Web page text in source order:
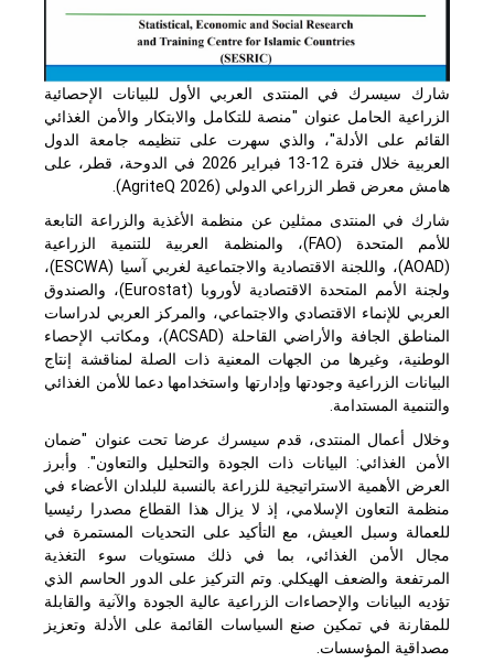
شارك سيسرك في المنتدى العربي الأول للبيانات الإحصائية
الزراعية الحامل عنوان "منصة للتكامل والابتكار والأمن الغذائي
القائم على الأدلة"، والذي سهرت على تنظيمه جامعة الدول
العربية خلال فترة 12-13 فبراير 2026 في الدوحة، قطر، على
هامش معرض قطر الزراعي الدولي ( AgriteQ 2026
).
شارك في المنتدى ممثلين عن منظمة الأغذية والزراعة التابعة
للأمم المتحدة (
FAO)، والمنظمة العربية للتنمية الزراعية
AOAD)، واللجنة الاقتصادية والاجتماعية لغربي آسيا (ESCWA)،
ولجنة الأمم المتحدة الاقتصادية لأوروبا (Eurostat)، والصندوق
العربي للإنماء الاقتصادي والاجتماعي، والمركز العربي لدراسات
المناطق الجافة والأراضي القاحلة (ACSAD)، ومكاتب الإحصاء
الوطنية، وغيرها من الجهات المعنية ذات الصلة لمناقشة إنتاج
البيانات الزراعية وجودتها وإدارتها واستخدامها دعما للأمن الغذائي
والتنمية المستدامة.
وخلال أعمال المنتدى، قدم سيسرك عرضا تحت عنوان "ضمان
الأمن الغذائي: البيانات ذات الجودة والتحليل والتعاون". وأبرز
العرض الأهمية الاستراتيجية للزراعة بالنسبة للبلدان الأعضاء في
منظمة التعاون الإسلامي، إذ لا يزال هذا القطاع مصدرا رئيسيا
للعمالة وسبل العيش، مع التأكيد على التحديات المستمرة في
مجال الأمن الغذائي، بما في ذلك مستويات سوء التغذية
المرتفعة والضعف الهيكلي. وتم التركيز على الدور الحاسم الذي
تؤديه البيانات والإحصاءات الزراعية عالية الجودة والآنية والقابلة
للمقارنة في تمكين صنع السياسات القائمة على الأدلة وتعزيز
مصداقية المؤسسات.